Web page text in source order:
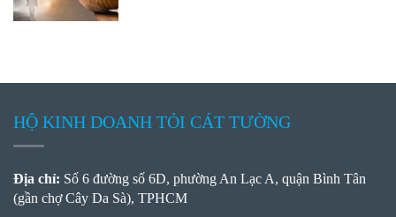
HỘ KINH DOANH TỎI CÁT TƯỜNG
Địa chỉ: Số 6 đường số 6D, phường An Lạc A, quận Bình Tân
(gần chợ Cây Da Sà), TPHCM